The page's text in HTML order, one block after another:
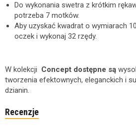
Do wykonania swetra z krótkim
potrzeba 7 motków.
Aby uzyskać kwadrat o wymiarach
oczek i wykonaj 32 rzędy.
W kolekcji Concept dostępne są
tworzenia efektownych, eleganckich i
dzianin.
Recenzje